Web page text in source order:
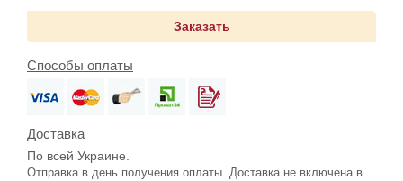
Заказать
Способы оплаты
Доставка
По всей Украине.
Отправка в день получения оплаты. Доставка не включена в